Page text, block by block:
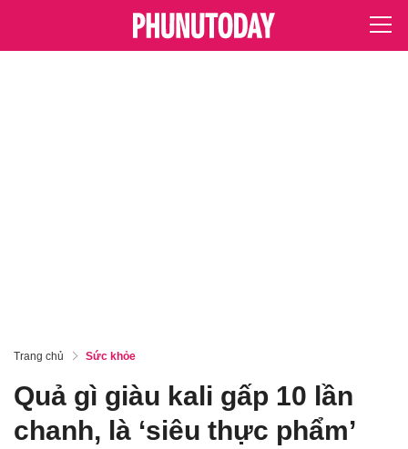
Trang chủ Sức khỏe
Quả gì giàu kali gấp 10 lần
chanh, là ‘siêu thực phẩm’